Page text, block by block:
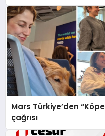
Mars Türkiye’den
çağrısı